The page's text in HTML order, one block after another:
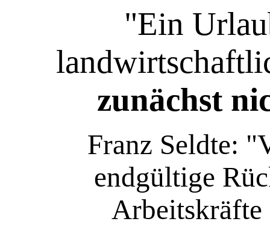
"Ein
zunächst
Franz Seldte:
endgültige